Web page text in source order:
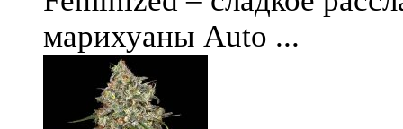
марихуаны Auto ...